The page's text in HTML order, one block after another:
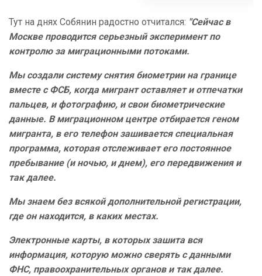
Тут на днях Собянин радостно отчитался: "Сейчас в
Москве проводится серьезный эксперимент по
контролю за миграционными потоками.
Мы создали систему снятия биометрии на границе
вместе с ФСБ, когда мигрант оставляет и отпечатки
пальцев, и фотографию, и свои биометрические
данные. В миграционном центре отбирается геном
мигранта, в его телефон зашивается специальная
программа, которая отслеживает его постоянное
пребывание (и ночью, и днем), его передвижения и
так далее.
Мы знаем без всякой дополнительной регистрации,
где он находится, в каких местах.
Электронные карты, в которых зашита вся
информация, которую можно сверять с данными
ФНС, правоохранительных органов и так далее.